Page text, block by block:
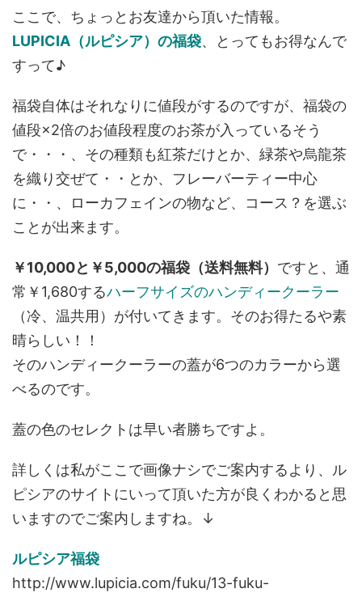
ここで、ちょっとお友達から頂いた情報。
LUPICIA（ルピシア）の福袋、とってもお得なんで
すって♪
福袋自体はそれなりに値段がするのですが、福袋の
値段×2倍のお値段程度のお茶が入っているそう
で・・・、その種類も紅茶だけとか、緑茶や烏龍茶
を織り交ぜて・・とか、フレーバーティー中心
に・・、ローカフェインの物など、コース？を選ぶ
ことが出来ます。
￥10,000と￥5,000の福袋（送料無料） ですと、通
常￥1,680するハーフサイズのハンディークーラー
（冷、温共用）が付いてきます。そのお得たるや素
晴らしい！！
そのハンディークーラーの蓋が6つのカラーから選
べるのです。
蓋の色のセレクトは早い者勝ちですよ。
詳しくは私がここで画像ナシでご案内するより、ル
ピシアのサイトにいって頂いた方が良くわかると思
いますのでご案内しますね。↓
ルピシア福袋
http://www.lupicia.com/fuku/13-fuku-